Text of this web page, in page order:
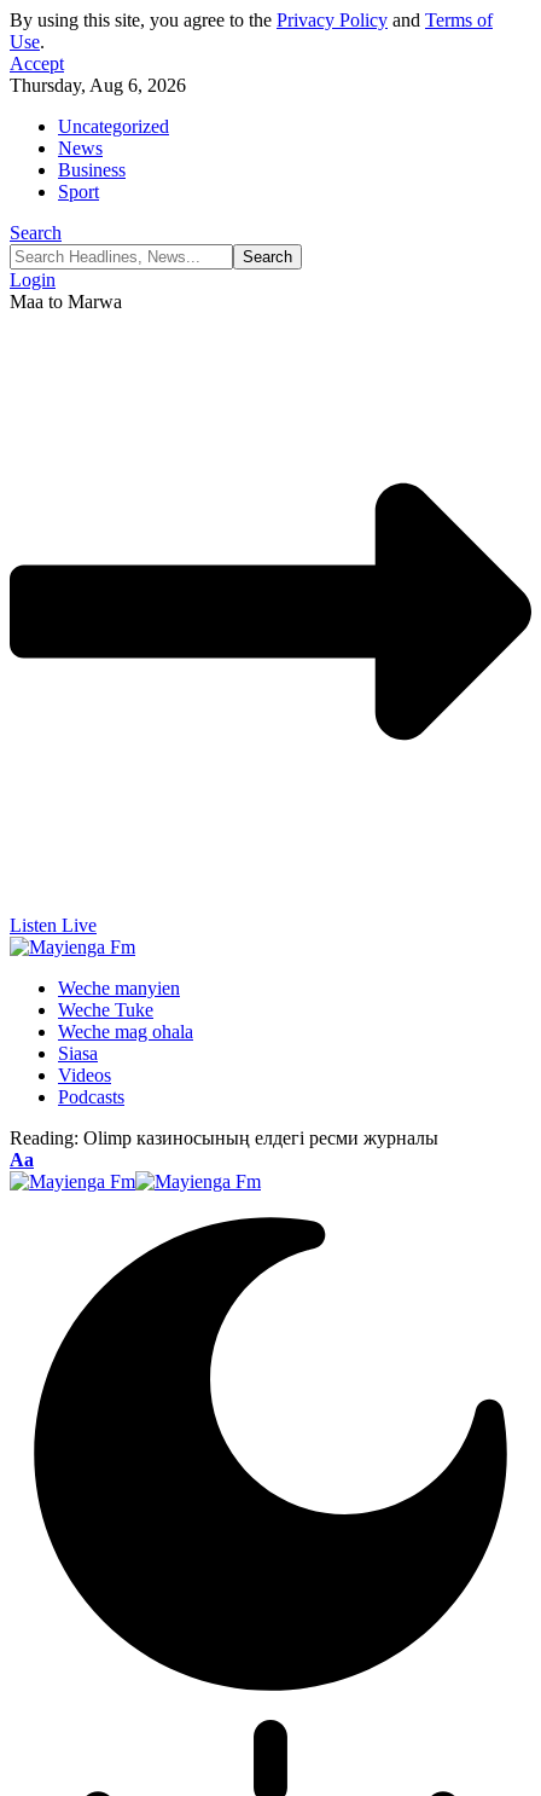
By using this site, you agree to the Privacy Policy and Terms of
Use.
Accept
Thursday, Aug 6, 2026
Uncategorized
News
Business
Sport
Search
Login
Maa to Marwa
Listen Live
Weche manyien
Weche Tuke
Weche mag ohala
Siasa
Videos
Podcasts
Reading: Olimp казиносының елдегі ресми журналы
Font
Resizer
Aa